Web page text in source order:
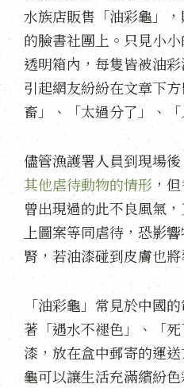
水族店販售「油彩龜」
的臉書社團上。只見小
透明箱內，每隻皆被油
引起網友紛紛在文章下
畜」、「太過分了」、「
儘管漁護署人員到現場後
其他虐待動物的情形 ，
曾出現過的此不良風氣
上圖案等同虐待，恐影
腎，若油漆碰到皮膚也
「油彩龜」常見於中國
著「遇水不褪色」、「
漆，放在盒中郵寄的運
龜可以讓生活充滿繽紛